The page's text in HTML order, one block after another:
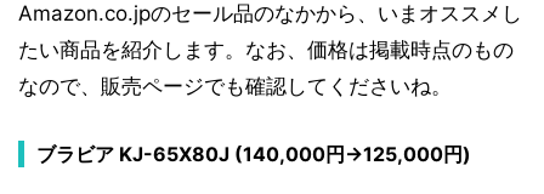
Amazon.co.jpのセール品のなかから、いまオススメし
たい商品を紹介します。なお、価格は掲載時点のもの
なので、販売ページでも確認してくださいね。
ブラビア KJ-65X80J (140,000円→125,000円)